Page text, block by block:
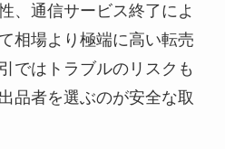
、通信サービス終了によ
相場より極端に高い転売
ではトラブルのリスクも
品者を選ぶのが安全な取